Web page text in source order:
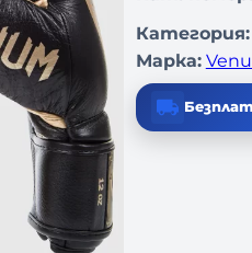
Категория:
Марка: